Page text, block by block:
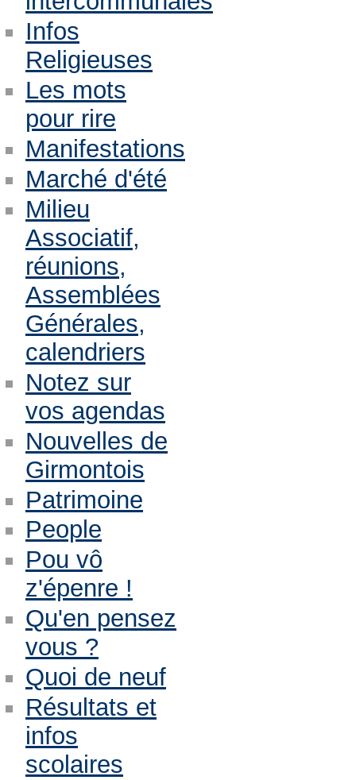
Infos
Religieuses
Les mots
pour rire
Manifestations
Marché d'été
Milieu
Associatif,
réunions,
Assemblées
Générales,
calendriers
Notez sur
vos agendas
Nouvelles de
Girmontois
Patrimoine
People
Pou vô
z'épenre !
Qu'en pensez
vous ?
Quoi de neuf
Résultats et
infos
scolaires